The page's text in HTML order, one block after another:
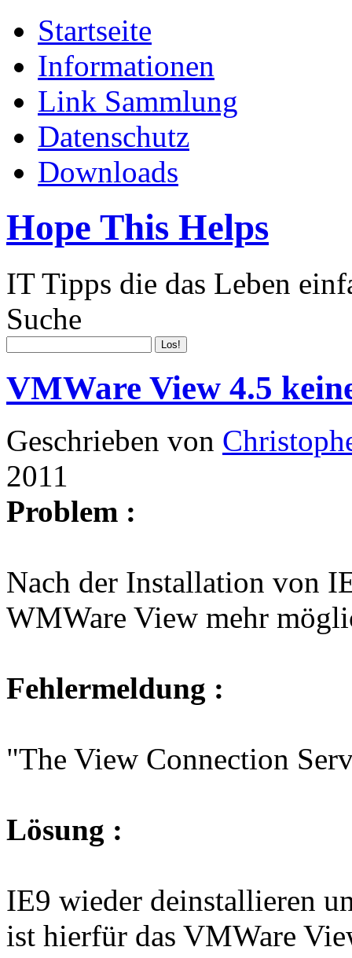
Startseite
Informationen
Link Sammlung
Datenschutz
Downloads
Hope This Helps
IT Tipps die das Leben
Suche
VMWare View 4.5
Geschrieben von
2011
Problem :
Nach der Installation von
WMWare View mehr
Fehlermeldung :
"The View Connection
Lösung :
IE9 wieder deinstallieren
ist hierfür das VMWare